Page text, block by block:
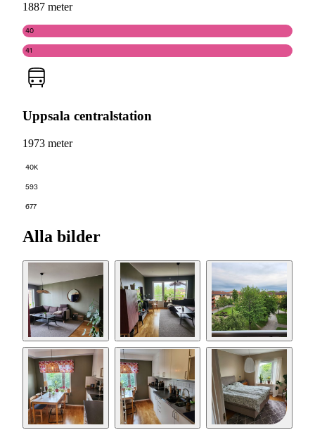
1887 meter
40
41
Uppsala centralstation
1973 meter
40K
593
677
Alla bilder